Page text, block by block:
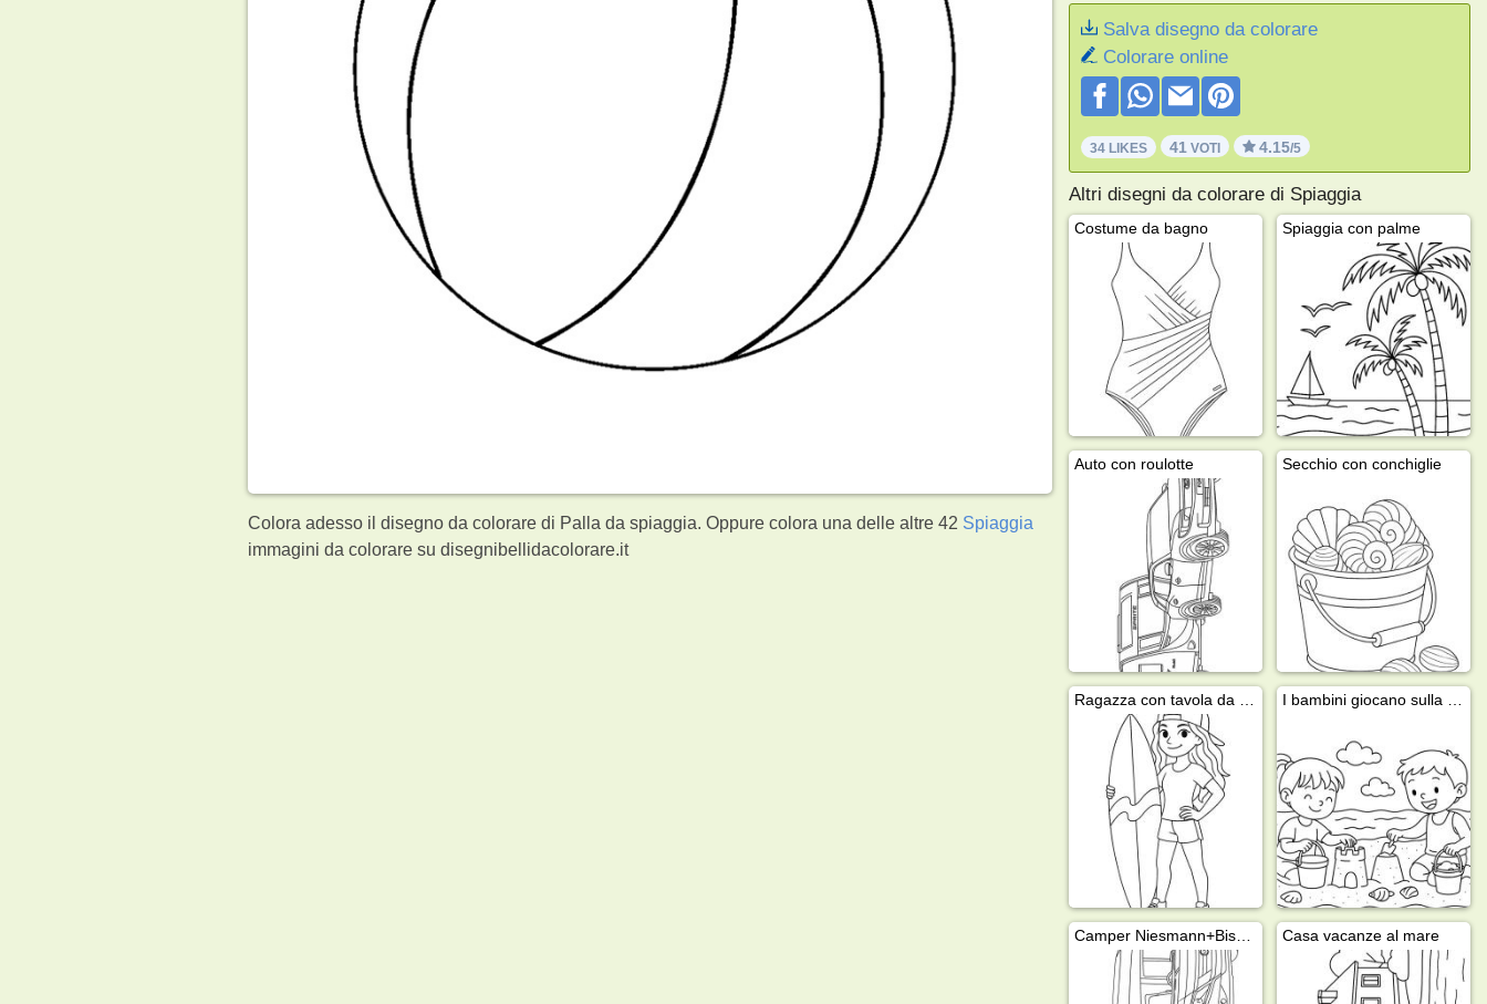
Colora adesso il disegno da colorare di Palla da spiaggia. Oppure colora una delle altre 42 Spiaggia
immagini da colorare su disegnibellidacolorare.it
Salva disegno da colorare
Colorare online
34 LIKES 41 VOTI 4.15/5
Altri disegni da colorare di Spiaggia
Costume da bagno Spiaggia con palme
Auto con roulotte Secchio con conchiglie
Camper Niesmann+Bischoff Casa vacanze al mare